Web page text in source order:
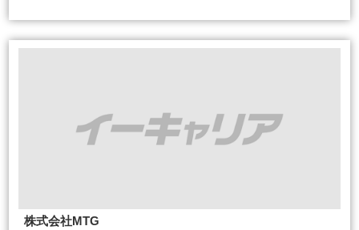
株式会社MTG